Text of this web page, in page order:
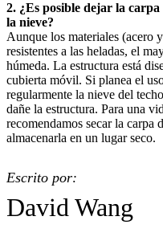
2. ¿Es posible dejar la
la nieve?
Aunque los materiales (acero
resistentes a las heladas, el
húmeda. La estructura está
cubierta móvil. Si planea el
regularmente la nieve del
dañe la estructura. Para una
recomendamos secar la carpa
almacenarla en un lugar seco.
Escrito por:
David Wang